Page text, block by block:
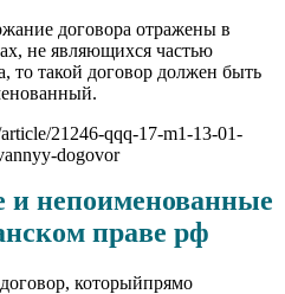
договора отражены в
не являющихся частью
то такой договор должен быть
21246-qqq-17-m1-13-01-
dogovor
непоименованные
праве рф
которыйпрямо